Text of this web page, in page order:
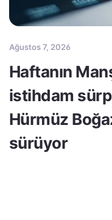
Ağustos 7, 2026
Haftanın
istihdam
Hürmüz
sürüyor